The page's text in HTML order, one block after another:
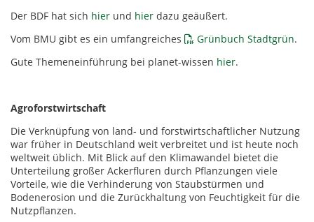
Der BDF hat sich hier und hier dazu geäußert.
Vom BMU gibt es ein umfangreiches
Grünbuch Stadtgrün.
Gute Themeneinführung bei planet-wissen hier.
Agroforstwirtschaft
Die Verknüpfung von land- und forstwirtschaftlicher Nutzung
war früher in Deutschland weit verbreitet und ist heute noch
weltweit üblich. Mit Blick auf den Klimawandel bietet die
Unterteilung großer Ackerfluren durch Pflanzungen viele
Vorteile, wie die Verhinderung von Staubstürmen und
Bodenerosion und die Zurückhaltung von Feuchtigkeit für die
Nutzpflanzen.